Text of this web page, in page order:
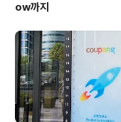
ow까지